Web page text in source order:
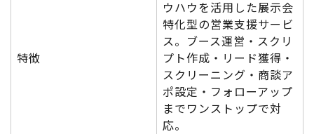
特徴
ウハウを活用した展示会
特化型の営業支援サービ
ス。ブース運営・スクリ
プト作成・リード獲得・
スクリーニング・商談ア
ポ設定・フォローアップ
までワンストップで対
応。